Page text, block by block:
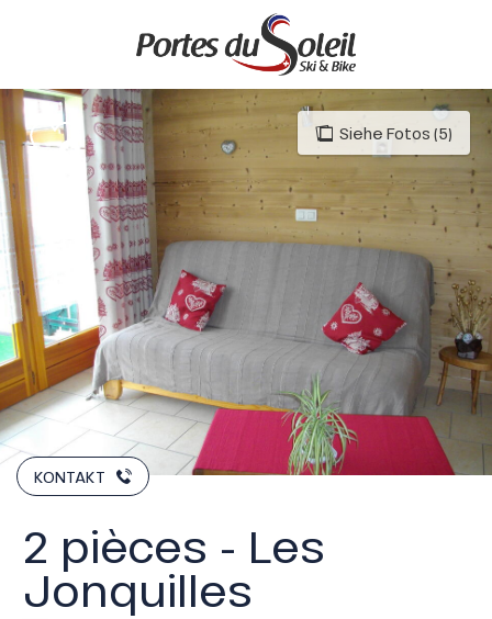
principal
Siehe Fotos (5)
KONTAKT
2 pièces - Les
Jonquilles